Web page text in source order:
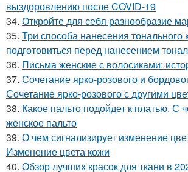
выздоровлению после COVID-19
34. Откройте для себя разнообразие
35. Три способа нанесения тонального
подготовиться перед нанесением
36. Письма женские с волосиками:
37. Сочетание ярко-розового и
Сочетание ярко-розового с другими
38. Какое пальто подойдет к платью. С
женское пальто
39. О чем сигнализирует изменение
Изменение цвета кожи
40. Обзор лучших красок для ткани в